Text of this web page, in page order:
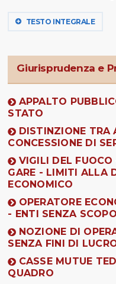
TESTO INTEGRALE
Giurisprudenza e
APPALTO
STATO
DISTINZIONE TRA
CONCESSIONE DI
VIGILI DEL
GARE - LIMITI ALLA
ECONOMICO
OPERATORE
- ENTI SENZA
NOZIONE DI
SENZA FINI DI
CASSE MUTUE
QUADRO